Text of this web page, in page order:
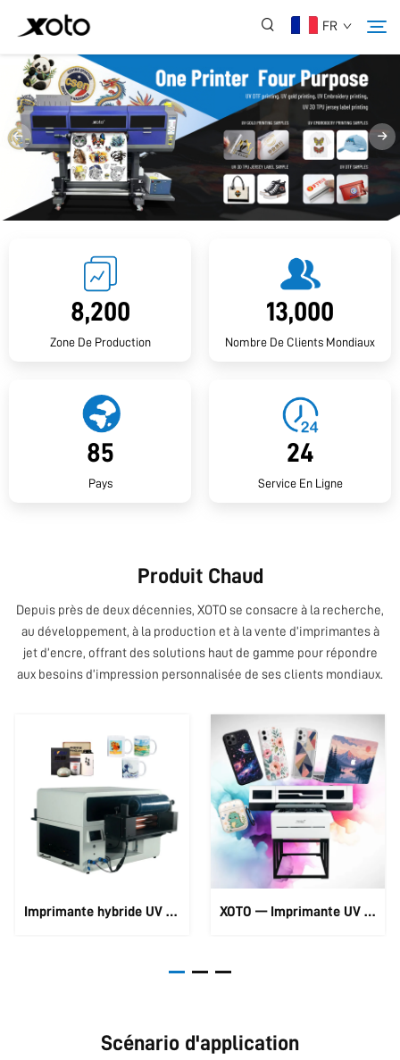
FR
À Propos De Nous
Produits
Actualités
Application
Contactez-Nous
8,200
Zone De Production
13,000
Nombre De Clients Mondiaux
85
Pays
24
Service En Ligne
Produit Chaud
Depuis près de deux décennies, XOTO se consacre à la recherche,
au développement, à la production et à la vente d’imprimantes à
jet d’encre, offrant des solutions haut de gamme pour répondre
aux besoins d’impression personnalisée de ses clients mondiaux.
Imprimante hybride UV en rouleau vers plat | Double buse | Système 8 couleurs CMYK+W XOTO — Imprimante UV Apex 6090 à trois têtes d’impression Imprimante UV Apex 6090
Scénario d'application